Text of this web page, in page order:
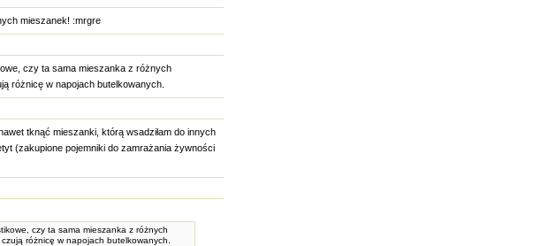
mieszanek! :mrgre
czy ta sama mieszanka z różnych
różnicę w napojach butelkowanych.
tknąć mieszanki, którą wsadziłam do innych
(zakupione pojemniki do zamrażania żywności
czy ta sama mieszanka z różnych
czują różnicę w napojach butelkowanych.